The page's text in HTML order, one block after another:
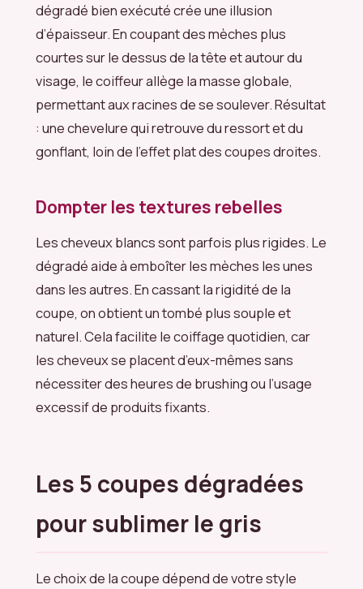
dégradé bien exécuté crée une illusion
d’épaisseur. En coupant des mèches plus
courtes sur le dessus de la tête et autour du
visage, le coiffeur allège la masse globale,
permettant aux racines de se soulever. Résultat
: une chevelure qui retrouve du ressort et du
gonflant, loin de l’effet plat des coupes droites.
Dompter les textures rebelles
Les cheveux blancs sont parfois plus rigides. Le
dégradé aide à emboîter les mèches les unes
dans les autres. En cassant la rigidité de la
coupe, on obtient un tombé plus souple et
naturel. Cela facilite le coiffage quotidien, car
les cheveux se placent d’eux-mêmes sans
nécessiter des heures de brushing ou l’usage
excessif de produits fixants.
Les 5 coupes dégradées
pour sublimer le gris
Le choix de la coupe dépend de votre style